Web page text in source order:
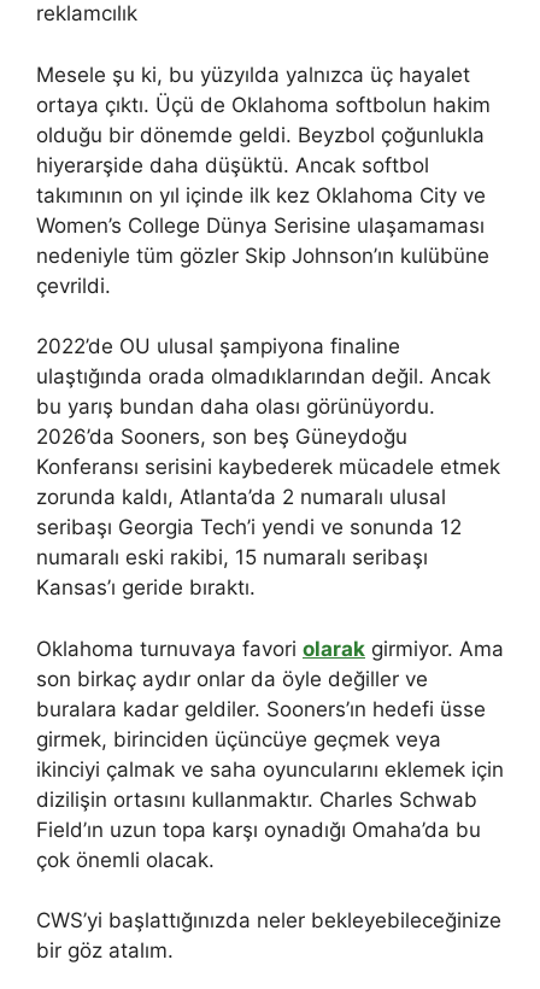
reklamcılık
Mesele şu ki, bu yüzyılda yalnızca üç hayalet
ortaya çıktı. Üçü de Oklahoma softbolun hakim
olduğu bir dönemde geldi. Beyzbol çoğunlukla
hiyerarşide daha düşüktü. Ancak softbol
takımının on yıl içinde ilk kez Oklahoma City ve
Women’s College Dünya Serisine ulaşamaması
nedeniyle tüm gözler Skip Johnson’ın kulübüne
çevrildi.
2022’de OU ulusal şampiyona finaline
ulaştığında orada olmadıklarından değil. Ancak
bu yarış bundan daha olası görünüyordu.
2026’da Sooners, son beş Güneydoğu
Konferansı serisini kaybederek mücadele etmek
zorunda kaldı, Atlanta’da 2 numaralı ulusal
seribaşı Georgia Tech’i yendi ve sonunda 12
numaralı eski rakibi, 15 numaralı seribaşı
Kansas’ı geride bıraktı.
Oklahoma turnuvaya favori olarak girmiyor. Ama
son birkaç aydır onlar da öyle değiller ve
buralara kadar geldiler. Sooners’ın hedefi üsse
girmek, birinciden üçüncüye geçmek veya
ikinciyi çalmak ve saha oyuncularını eklemek için
dizilişin ortasını kullanmaktır. Charles Schwab
Field’ın uzun topa karşı oynadığı Omaha’da bu
çok önemli olacak.
CWS’yi başlattığınızda neler bekleyebileceğinize
bir göz atalım.